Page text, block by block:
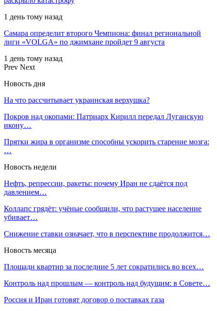
1 день тому назад
Самара определит второго Чемпиона: финал региональной
лиги «VOLGA» по джимхане пройдет 9 августа
1 день тому назад
Prev Next
Новость дня
На что рассчитывает украинская верхушка?
Покров над окопами: Патриарх Кирилл передал Луганскую
икону…
Прятки жира в организме способны ускорить старение мозга:
…
Новость недели
Нефть, репрессии, ракеты: почему Иран не сдаётся под
давлением…
Коллапс грядёт: учёные сообщили, что растущее население
убивает…
Снижение ставки означает, что в перспективе продолжится…
Новость месяца
Площади квартир за последние 5 лет сократились во всех…
Контроль над прошлым — контроль над будущим: в Совете…
Россия и Иран готовят договор о поставках газа